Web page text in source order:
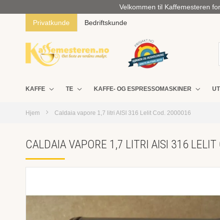
Velkommen til Kaffemesteren
Privatkunde
Bedriftskunde
KAFFE TE KAFFE- OG ESPRESSOMASKINER
Hjem Caldaia vapore 1,7 litri AISI 316 Lelit Cod. 2000016
CALDAIA VAPORE 1,7 LITRI AISI 316
end